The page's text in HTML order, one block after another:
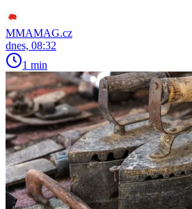
MMAMAG.cz
dnes, 08:32
1 min